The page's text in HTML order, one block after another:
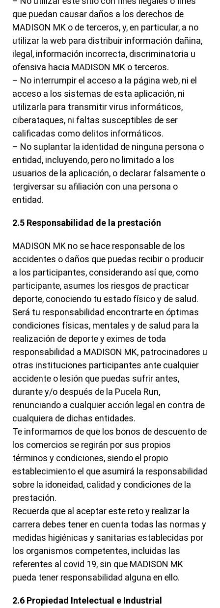
que puedan causar daños a los derechos de
MADISON MK o de terceros, y, en particular, a no
utilizar la web para distribuir información dañina,
ilegal, información incorrecta, discriminatoria u
ofensiva hacia MADISON MK o terceros.
– No interrumpir el acceso a la página web, ni el
acceso a los sistemas de esta aplicación, ni
utilizarla para transmitir virus informáticos,
ciberataques, ni faltas susceptibles de ser
calificadas como delitos informáticos.
– No suplantar la identidad de ninguna persona o
entidad, incluyendo, pero no limitado a los
usuarios de la aplicación, o declarar falsamente o
tergiversar su afiliación con una persona o
entidad.
2.5 Responsabilidad de la prestación
MADISON MK no se hace responsable de los
accidentes o daños que puedas recibir o producir
a los participantes, considerando así que, como
participante, asumes los riesgos de practicar
deporte, conociendo tu estado físico y de salud.
Será tu responsabilidad encontrarte en óptimas
condiciones físicas, mentales y de salud para la
realización de deporte y eximes de toda
responsabilidad a MADISON MK, patrocinadores u
otras instituciones participantes ante cualquier
accidente o lesión que puedas sufrir antes,
durante y/o después de la Pucela Run,
renunciando a cualquier acción legal en contra de
cualquiera de dichas entidades.
Te informamos de que los bonos de descuento de
los comercios se regirán por sus propios
términos y condiciones, siendo el propio
establecimiento el que asumirá la responsabilidad
sobre la idoneidad, calidad y condiciones de la
prestación.
Recuerda que al aceptar este reto y realizar la
carrera debes tener en cuenta todas las normas y
medidas higiénicas y sanitarias establecidas por
los organismos competentes, incluidas las
referentes al covid 19, sin que MADISON MK
pueda tener responsabilidad alguna en ello.
2.6 Propiedad Intelectual e Industrial